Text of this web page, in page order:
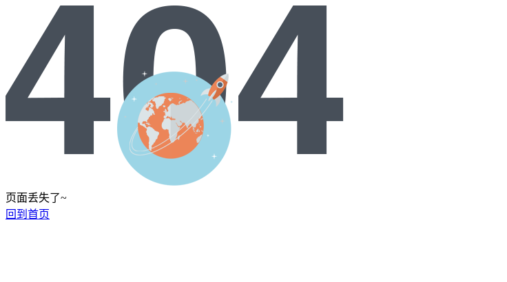
页面丢失了~
回到首页